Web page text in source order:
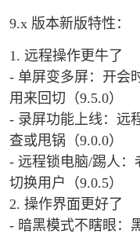
9.x 版本新版特性：
1. 远程操作更牛了
- 单屏变多屏：开会
用来回切（9.5.0）
- 录屏功能上线：远
查或甩锅（9.0.0）
- 远程锁电脑/踢人：
切换用户（9.0.5）
2. 操作界面更好了
- 暗黑模式不瞎眼：